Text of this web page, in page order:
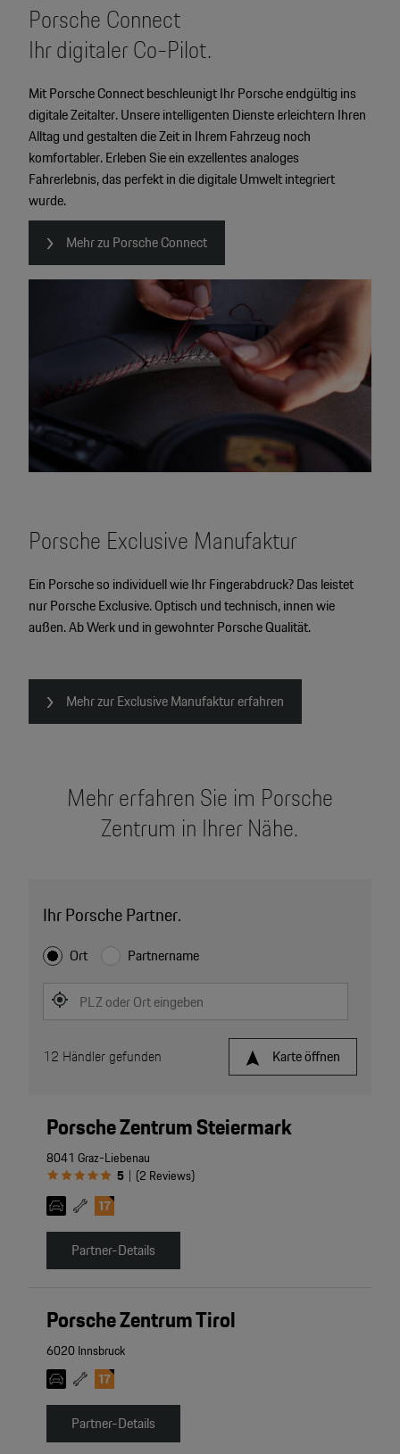
Porsche Connect
Ihr digitaler Co-Pilot.
Mit Porsche Connect beschleunigt Ihr Porsche endgültig ins
digitale Zeitalter. Unsere intelligenten Dienste erleichtern Ihren
Alltag und gestalten die Zeit in Ihrem Fahrzeug noch
komfortabler. Erleben Sie ein exzellentes analoges
Fahrerlebnis, das perfekt in die digitale Umwelt integriert
wurde.
Mehr zu Porsche Connect
Porsche Exclusive Manufaktur
Ein Porsche so individuell wie Ihr Fingerabdruck? Das leistet
nur Porsche Exclusive. Optisch und technisch, innen wie
außen. Ab Werk und in gewohnter Porsche Qualität.
Mehr zur Exclusive Manufaktur erfahren
Mehr erfahren Sie im Porsche
Zentrum in Ihrer Nähe.
Ihr Porsche Partner.
Ort Partnername
PLZ oder Ort eingeben
Karte öffnen
12 Händler gefunden
Porsche Zentrum Steiermark
8041 Graz-Liebenau
5 | (2 Reviews)
Partner-Details
Porsche Zentrum Tirol
6020 Innsbruck
Partner-Details